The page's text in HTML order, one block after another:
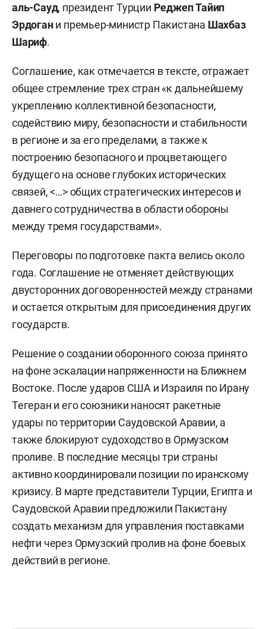
аль-Сауд, президент Турции РеджепТайип
Эрдогани премьер-министр Пакистана Шахбаз
Шариф.
Соглашение, как отмечается в тексте, отражает
общее стремление трех стран «к дальнейшему
укреплению коллективной безопасности,
содействию миру, безопасности и стабильности
в регионе и за его пределами, а также к
построению безопасного и процветающего
будущего на основе глубоких исторических
связей, <…> общих стратегических интересов и
давнего сотрудничества в области обороны
между тремя государствами».
Переговоры по подготовке пакта велись около
года. Соглашение не отменяет действующих
двусторонних договоренностей между странами
и остается открытым для присоединения других
государств.
Решение о создании оборонного союза принято
на фоне эскалации напряженности на Ближнем
Востоке. После ударов США и Израиля по Ирану
Тегеран и его союзники наносят ракетные
удары по территории Саудовской Аравии, а
также блокируют судоходство в Ормузском
проливе. В последние месяцы три страны
активно координировали позиции по иранскому
кризису. В марте представители Турции, Египта и
Саудовской Аравии предложили Пакистану
создать механизм для управления поставками
нефти через Ормузский пролив на фоне боевых
действий в регионе.